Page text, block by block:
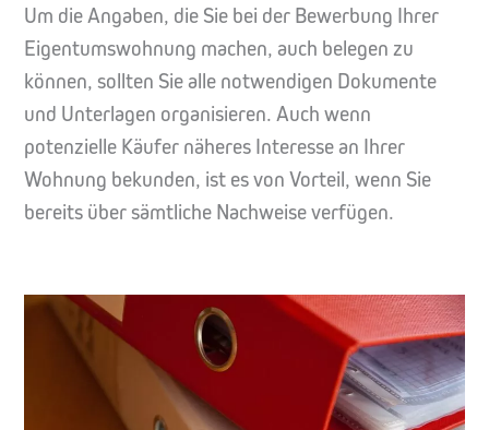
Um die Angaben, die Sie bei der Bewerbung Ihrer
Eigentumswohnung machen, auch belegen zu
können, sollten Sie alle notwendigen Dokumente
und Unterlagen organisieren. Auch wenn
potenzielle Käufer näheres Interesse an Ihrer
Wohnung bekunden, ist es von Vorteil, wenn Sie
bereits über sämtliche Nachweise verfügen.